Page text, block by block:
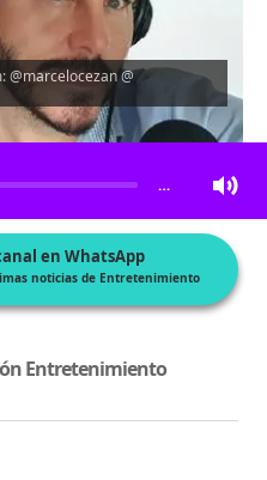
@marcelocezan @
artículo
…
en WhatsApp
noticias de Entretenimiento
Entretenimiento